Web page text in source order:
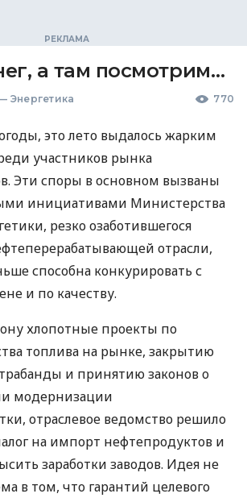
а там посмотрим…
Энергетика 770
это лето выдалось жарким
участников рынка
Эти споры в основном вызваны
инициативами Министерства
резко озаботившегося
отрасли,
способна конкурировать с
и по качеству.
хлопотные проекты по
топлива на рынке, закрытию
и принятию законов о
модернизации
отраслевое ведомство решило
на импорт нефтепродуктов и
заработки заводов. Идея не
в том, что гарантий целевого